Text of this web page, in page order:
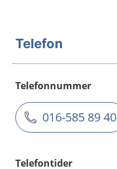
Telefon
Telefonnummer
016-585 89 40
Telefontider